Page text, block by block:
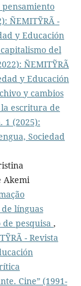
ÑEMITỸRÃ -
y Educación
del
ÑEMITỸRÃ
y Educación
y cambios
escritura de
1 (2025):
Sociedad
Akemi
línguas
pesquisa ,
- Revista
Cine” (1991-